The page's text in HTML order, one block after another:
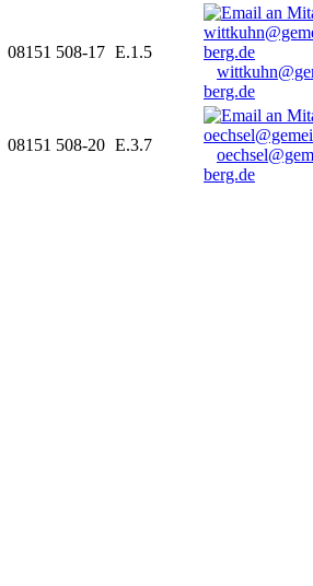
08151 508-17 E.1.5
berg.de
08151 508-20 E.3.7
berg.de